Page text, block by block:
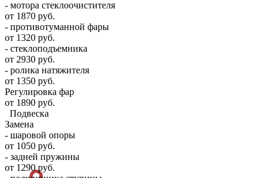
- мотора стеклоочистителя
от 1870 руб.
- противотуманной фары
от 1320 руб.
- стеклоподъемника
от 2930 руб.
- ролика натяжителя
от 1350 руб.
Регулировка фар
от 1890 руб.
Подвеска
Замена
- шаровой опоры
от 1050 руб.
- задней пружины
от 1290 руб.